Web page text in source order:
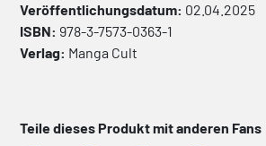
Veröffentlichungsdatum: 02.04.2025
ISBN: 978-3-7573-0363-1
Verlag: Manga Cult
Teile dieses Produkt mit anderen Fans